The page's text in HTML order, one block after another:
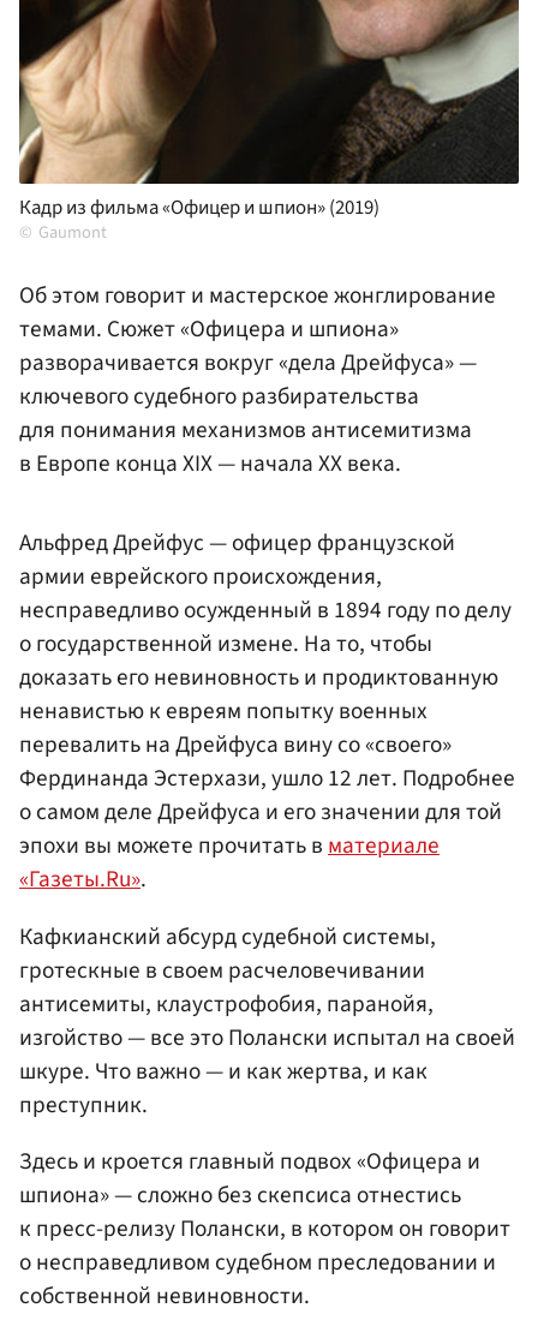
Кадр из фильма «Офицер и шпион» (2019)
Gaumont
Об этом говорит и мастерское жонглирование
темами. Сюжет «Офицера и шпиона»
разворачивается вокруг «дела Дрейфуса» —
ключевого судебного разбирательства
для понимания механизмов антисемитизма
в Европе конца XIX — начала XX века.
Альфред Дрейфус — офицер французской
армии еврейского происхождения,
несправедливо осужденный в 1894 году по делу
о государственной измене. На то, чтобы
доказать его невиновность и продиктованную
ненавистью к евреям попытку военных
перевалить на Дрейфуса вину со «своего»
Фердинанда Эстерхази, ушло 12 лет. Подробнее
о самом деле Дрейфуса и его значении для той
эпохи вы можете прочитать вматериале
«Газеты.Ru».
Кафкианский абсурд судебной системы,
гротескные в своем расчеловечивании
антисемиты, клаустрофобия, паранойя,
изгойство — все это Полански испытал на своей
шкуре. Что важно — и как жертва, и как
преступник.
Здесь и кроется главный подвох «Офицера и
шпиона» — сложно без скепсиса отнестись
к пресс-релизу Полански, в котором он говорит
о несправедливом судебном преследовании и
собственной невиновности.